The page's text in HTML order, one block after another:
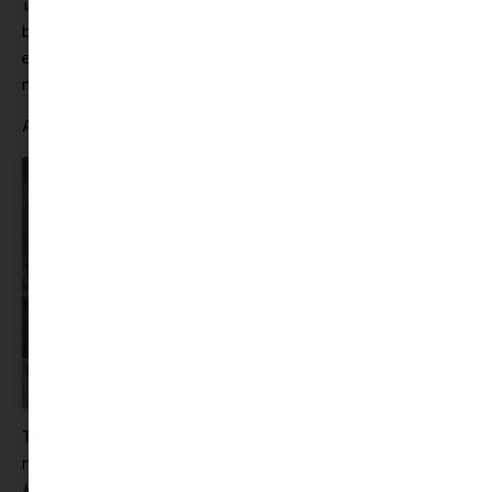
világok legjobbika
bensőséges film a hűségről és a megbékélésről egy
ellenállhatatlanul aranyos rókával a „főszerepben”. A film
március 7-től lesz látható a magyar mozikban.
A RÓKA | FELIRATOS ELŐZETES | JUNO11 | (16)
Tallinn, Torino és Biarritz után végre a hazai mozikba is
megérkezik Csáki László várva várt első egész estés filmje, a